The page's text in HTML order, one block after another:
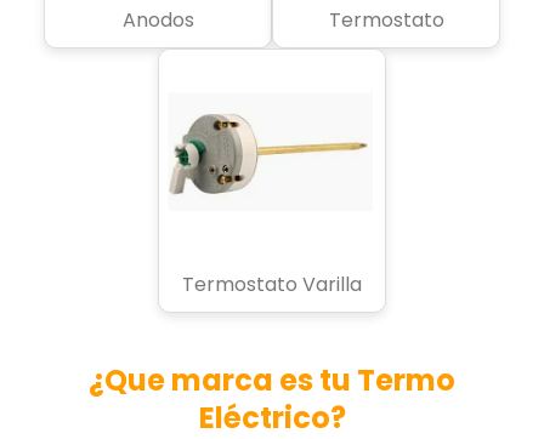
Anodos Termostato
Termostato Varilla
¿Que marca es tu Termo
Eléctrico?